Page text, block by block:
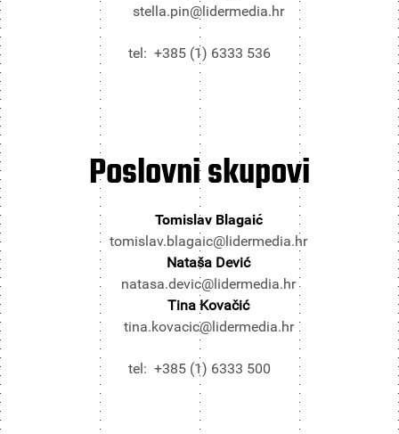
stella.pin@lidermedia.hr
tel: +385 (1) 6333 536
Poslovniskupovi
Tomislav Blagaić
tomislav.blagaic@lidermedia.hr
Nataša Dević
natasa.devic@lidermedia.hr
Tina Kovačić
tina.kovacic@lidermedia.hr
tel: +385 (1) 6333 500